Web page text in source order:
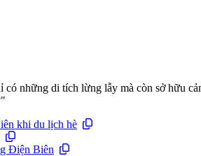
những di tích lừng lẫy mà còn sở hữu
khi du lịch hè
Điện Biên